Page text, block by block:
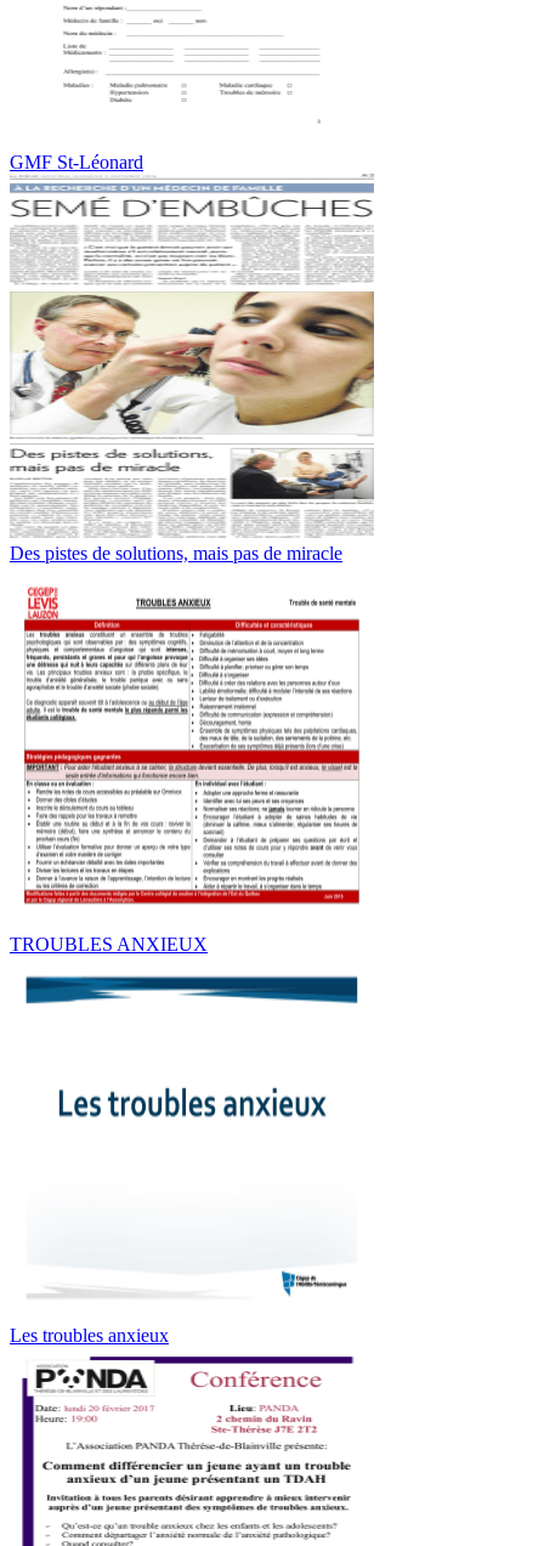
GMF St-Léonard
Des pistes de solutions, mais pas de miracle
TROUBLES ANXIEUX
Les troubles anxieux